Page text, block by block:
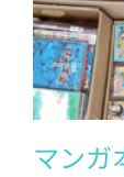
マンガ